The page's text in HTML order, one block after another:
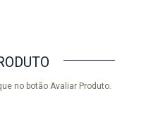
no botão Avaliar Produto.